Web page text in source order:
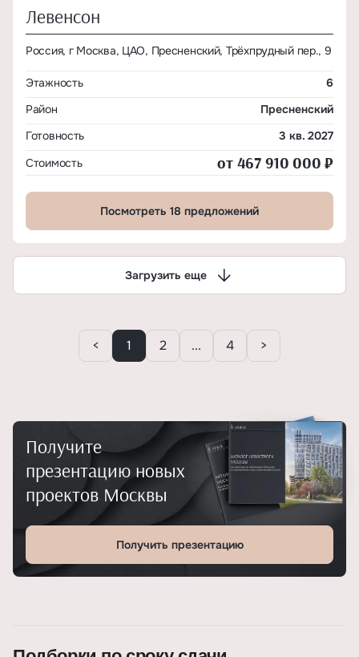
Левенсон
Россия, г Москва, ЦАО, Пресненский, Трёхпрудный пер., 9
Этажность
6
Район
Пресненский
Готовность
3 кв. 2027
Стоимость
от 467 910 000 ₽
Посмотреть 18 предложений
Загрузить еще
< 1 2 ... 4 >
Получите
презентацию новых
проектов Москвы
Получить презентацию